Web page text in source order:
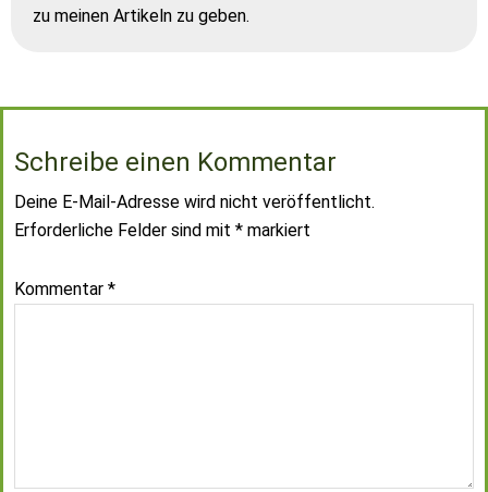
zu meinen Artikeln zu geben.
Schreibe einen Kommentar
Deine E-Mail-Adresse wird nicht veröffentlicht.
Erforderliche Felder sind mit * markiert
Kommentar *